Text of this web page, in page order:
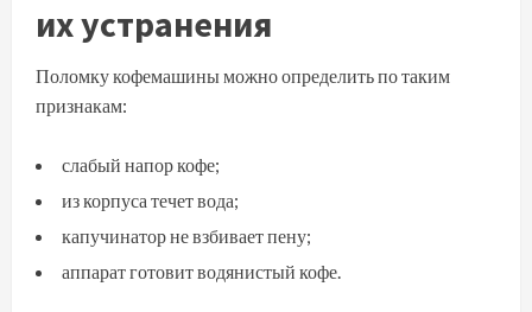
их устранения
Поломку кофемашины можно определить по таким
признакам:
слабый напор кофе;
из корпуса течет вода;
капучинатор не взбивает пену;
аппарат готовит водянистый кофе.